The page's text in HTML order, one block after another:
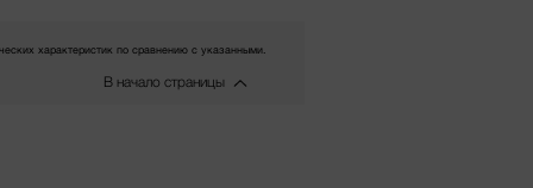
характеристик по сравнению с указанными.
В начало страницы